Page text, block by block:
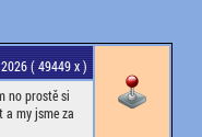
( 49449 x )
no prostě si
a my jsme za